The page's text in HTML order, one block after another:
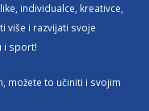
individualce, kreativce,
više i razvijati svoje
i sport!
možete to učiniti i svojim